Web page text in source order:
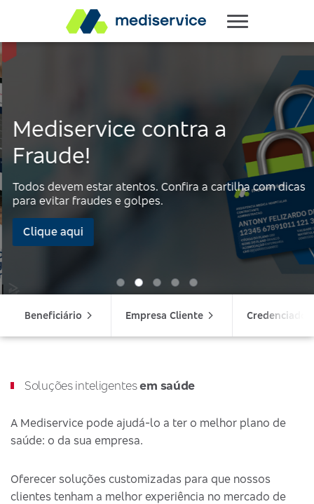
Mediservice contra a
Fraude!
Todos devem estar atentos. Confira a cartilha com dicas
para evitar fraudes e golpes.
Clique aqui
Beneficiário Empresa Cliente Credenciado
Soluções inteligentesem saúde
A Mediservice pode ajudá-lo a ter o melhor plano de
saúde: o da sua empresa.
Oferecer soluções customizadas para que nossos
clientes tenham a melhor experiência no mercado de